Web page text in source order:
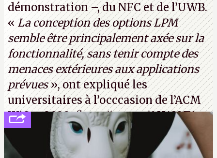
démonstration –, du NFC et de l’UWB.
« La conception des options LPM
semble être principalement axée sur la
fonctionnalité, sans tenir compte des
menaces extérieures aux applications
prévues», ont expliqué les
universitaires à l’occcasion de l’ACM
WiSec 2022. (http://cpc.cx/AH432T1
(PDF) - Crédit photo : Pexels - Tyler
Lastovich)